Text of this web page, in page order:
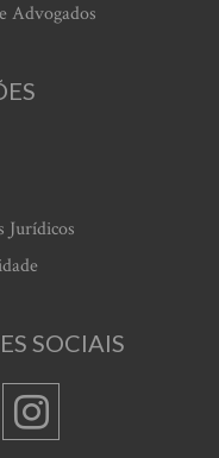
Advogados
Jurídicos
SOCIAIS